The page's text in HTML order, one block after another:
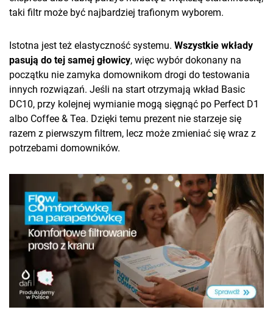
taki filtr może być najbardziej trafionym wyborem.
Istotna jest też elastyczność systemu. Wszystkie wkłady
pasują do tej samej głowicy, więc wybór dokonany na
początku nie zamyka domownikom drogi do testowania
innych rozwiązań. Jeśli na start otrzymają wkład Basic
DC10, przy kolejnej wymianie mogą sięgnąć po Perfect D1
albo Coffee & Tea. Dzięki temu prezent nie starzeje się
razem z pierwszym filtrem, lecz może zmieniać się wraz z
potrzebami domowników.